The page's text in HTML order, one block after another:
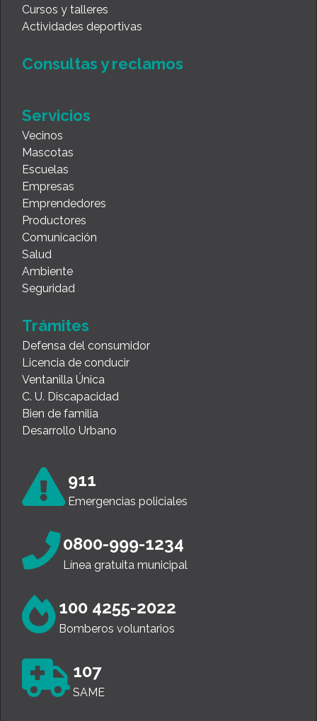
Cursos y talleres
Actividades deportivas
Consultas y reclamos
Servicios
Vecinos
Mascotas
Escuelas
Empresas
Emprendedores
Productores
Comunicación
Salud
Ambiente
Seguridad
Trámites
Defensa del consumidor
Licencia de conducir
Ventanilla Única
C. U. Discapacidad
Bien de familia
Desarrollo Urbano
911
Emergencias policiales
0800-999-1234
Línea gratuita municipal
100 4255-2022
Bomberos voluntarios
107
SAME